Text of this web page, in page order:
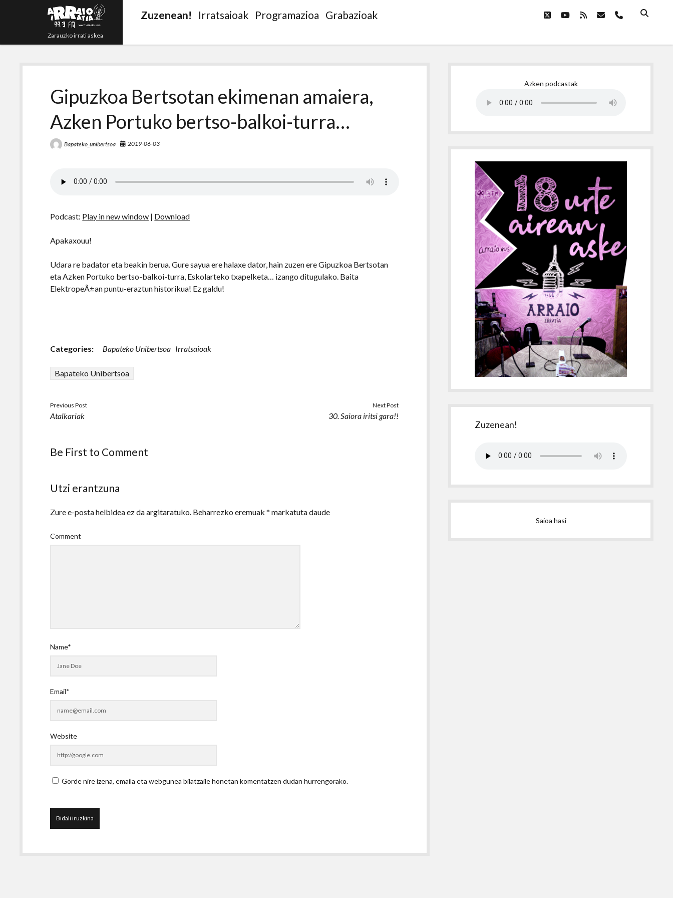
Zarauzko irrati askea
Zuzenean! Irratsaioak Programazioa Grabazioak twitteryoutube
rss emailphone
Gipuzkoa Bertsotan ekimenan amaiera,
Azken Portuko bertso-balkoi-turra…
Bapateko_unibertsoa 2019-06-03
Podcast: Play in new window | Download
Apakaxouu!
Udara re badator eta beakin berua. Gure sayua ere halaxe dator, hain zuzen ere Gipuzkoa Bertsotan
eta Azken Portuko bertso-balkoi-turra, Eskolarteko txapelketa… izango ditugulako. Baita
ElektropeÃ±an puntu-eraztun historikua! Ez galdu!
Categories: Bapateko Unibertsoa Irratsaioak
Bapateko Unibertsoa
Previous Post
Atalkariak
Next Post
30. Saiora iritsi gara!!
Be First to Comment
Utzi erantzuna
Zure e-posta helbidea ez da argitaratuko. Beharrezko eremuak* markatuta daude
Comment
Name*
Email*
Website
Gorde nire izena, emaila eta webgunea bilatzaile honetan komentatzen dudan hurrengorako.
Azken podcastak
Zuzenean!
Saioa hasi